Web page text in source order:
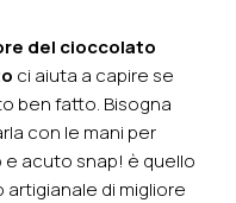
del cioccolato
ci aiuta a capire se
ben fatto. Bisogna
con le mani per
acuto snap! è quello
di migliore